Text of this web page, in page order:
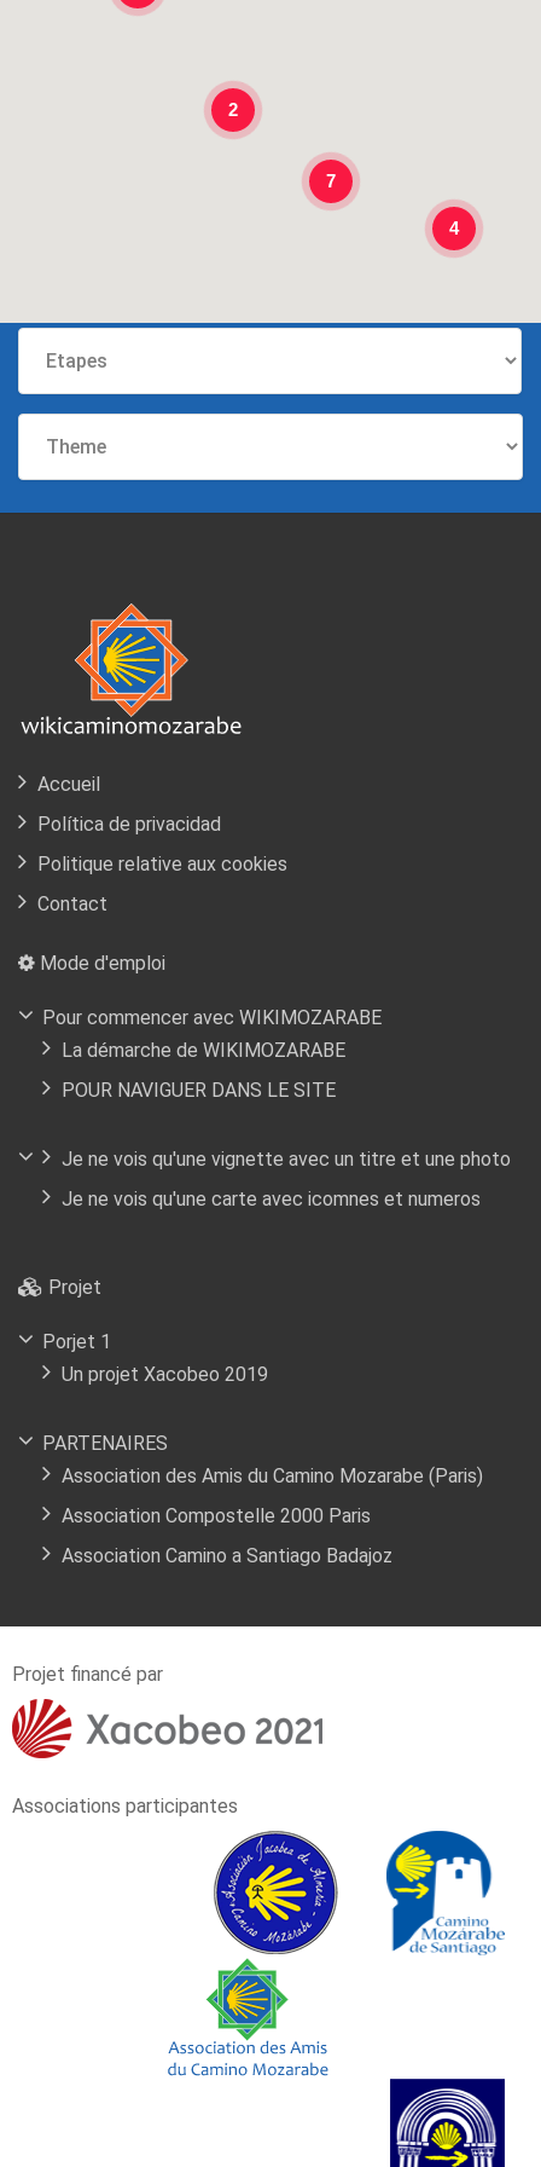
7
2
4
Accueil
Política de privacidad
Politique relative aux cookies
Contact
Mode d'emploi
Pour commencer avec WIKIMOZARABE
La démarche de WIKIMOZARABE
POUR NAVIGUER DANS LE SITE
Je ne vois qu'une vignette avec un titre et une photo
Je ne vois qu'une carte avec icomnes et numeros
Projet
Porjet 1
Un projet Xacobeo 2019
PARTENAIRES
Association des Amis du Camino Mozarabe (Paris)
Association Compostelle 2000 Paris
Association Camino a Santiago Badajoz
Projet financé par
Associations participantes